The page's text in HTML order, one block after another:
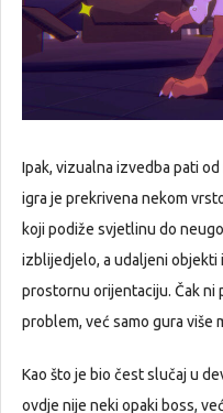
Ipak, vizualna izvedba pati
igra je prekrivena nekom
koji podiže svjetlinu do
izblijedjelo, a udaljeni objekti
prostornu orijentaciju. Čak ni
problem, već samo gura više
Kao što je bio čest slučaj u
ovdje nije neki opaki boss,